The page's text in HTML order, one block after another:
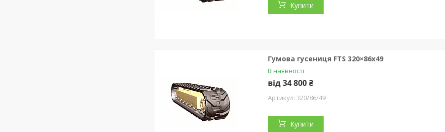
Купити
Гумова гусениця FTS 320×86x49
В наявності
від 34 800 ₴
320/86/49
Купити